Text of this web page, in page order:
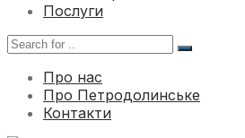
Послуги
Про нас
Про Петродолинське
Контакти